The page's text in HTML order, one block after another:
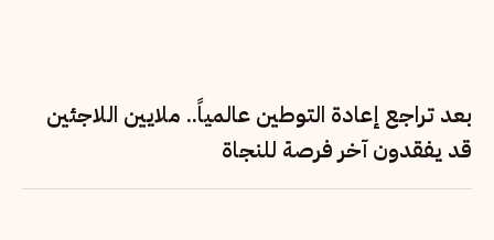
بعد تراجع إعادة التوطين عالمياً.. ملايين اللاجئين
قد يفقدون آخر فرصة للنجاة